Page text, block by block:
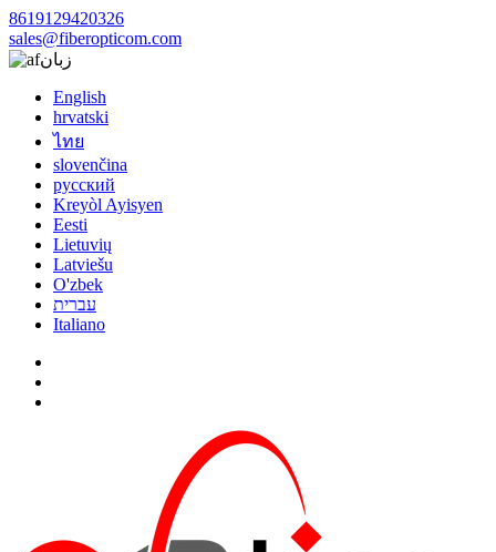
8619129420326
sales@fiberopticom.com
زبان
English
hrvatski
ไทย
slovenčina
русский
Kreyòl Ayisyen
Eesti
Lietuvių
Latviešu
O'zbek
עברית
Italiano